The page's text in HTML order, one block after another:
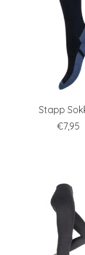
Stapp
€7,95